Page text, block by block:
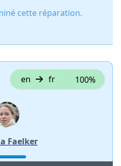
cette réparation.
en fr 100%
Faelker